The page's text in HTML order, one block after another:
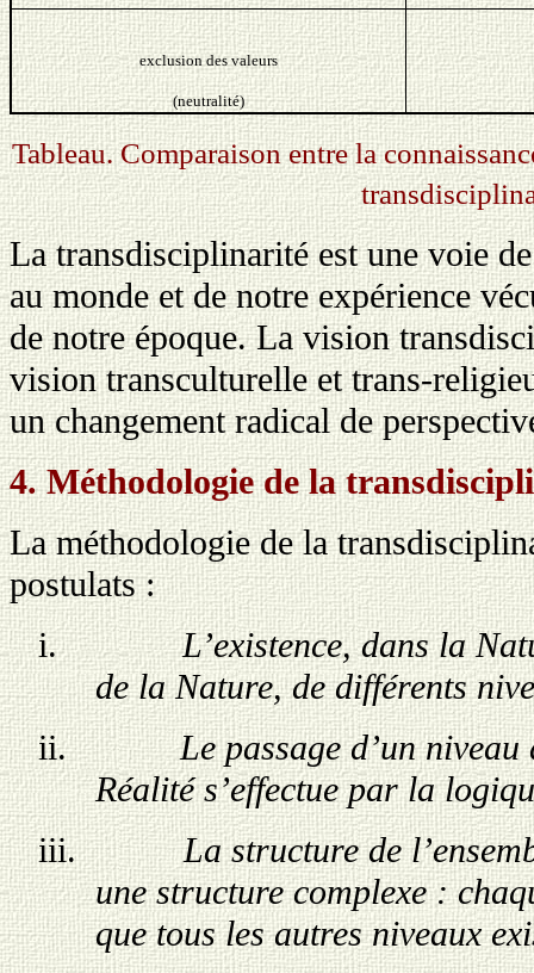
exclusion des valeurs
(neutralité)
Tableau. Comparaison entre la
La transdisciplinarité est une voie
au monde et de notre expérience
de notre époque. La vision
vision transculturelle et trans-
un changement radical de
4. Méthodologie de la
La méthodologie de la
postulats :
i.
L’existence, dans la
de la Nature, de différents
ii.
Le passage d’un
Réalité s’effectue par la
iii.
La structure de
une structure complexe :
que tous les autres niveaux